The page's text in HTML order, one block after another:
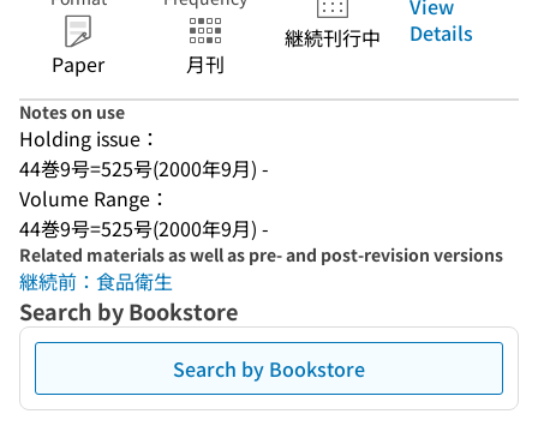
Paper 月刊
継続刊行中
Details
Notes on use
Holding issue：
44巻9号=525号(2000年9月) -
Volume Range：
44巻9号=525号(2000年9月) -
Related materials as well as pre- and post-revision versions
継続前：食品衛生
Search by Bookstore
Search by Bookstore